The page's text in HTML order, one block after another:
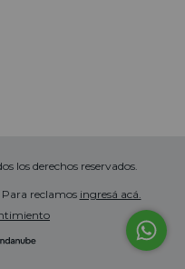
los derechos reservados.
Para reclamos ingresá acá.